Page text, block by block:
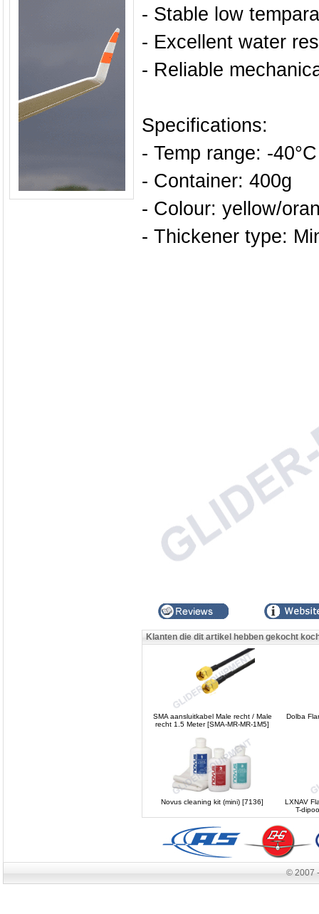
- Stable low
- Excellent water
- Reliable
Specifications:
- Temp range: -
- Container: 400g
- Colour: yellow/
- Thickener type:
Klanten die dit artikel hebben gekocht
SMA aansluitkabel Male recht / Male
recht 1.5 Meter [SMA-MR-MR-1M5]
Dolba
Novus cleaning kit (mini) [7136]
LXNAV
T-
© 2007